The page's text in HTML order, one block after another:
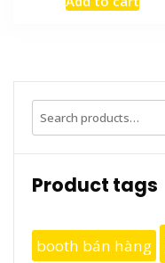
Search
for:
Product tags
booth bán hàng